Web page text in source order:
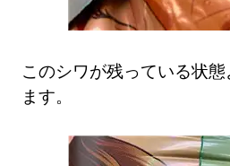
このシワが残っている状
ます。